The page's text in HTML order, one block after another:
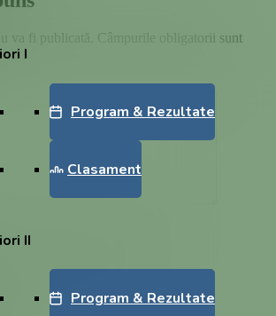
I
Program & Rezultate
Clasament
II
Program & Rezultate
va fi publicată.
Câmpurile obligatorii sunt